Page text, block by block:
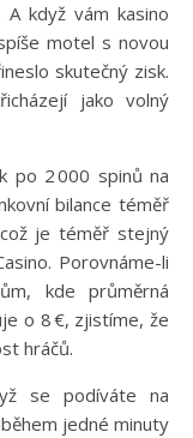
když vám kasino
motel s novou
skutečný zisk.
jako volný
po 2 000 spinů na
bilance téměř
je téměř stejný
Porovnáme-li
kde průměrná
o 8 €, zjistíme, že
hráčů.
se podíváte na
jedné minuty